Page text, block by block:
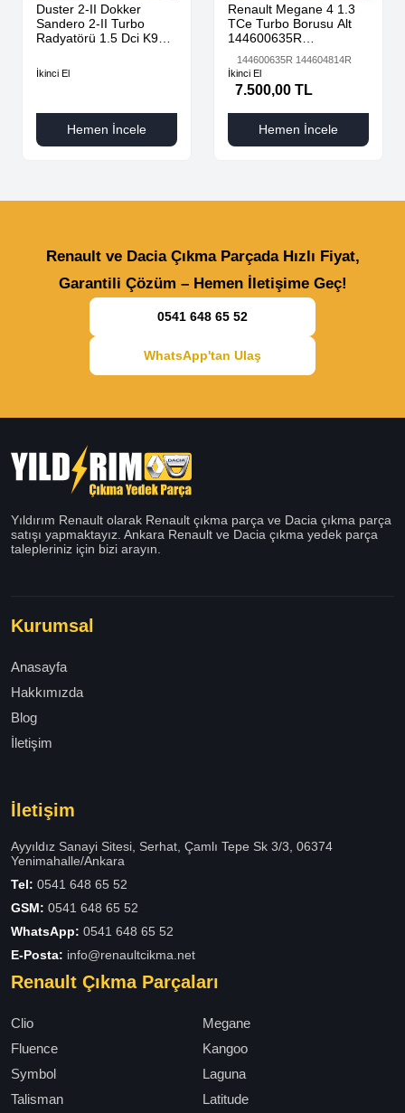
Duster 2-II Dokker
Sandero 2-II Turbo
Radyatörü 1.5 Dci K9K
144967867R-
İkinci El
Hemen İncele
Renault Megane 4 1.3
TCe Turbo Borusu Alt
144600635R
144600635R 144604814R
İkinci El
7.500,00 TL
Hemen İncele
Renault ve Dacia Çıkma Parçada Hızlı Fiyat,
Garantili Çözüm – Hemen İletişime Geç!
0541 648 65 52
WhatsApp'tan Ulaş
Yıldırım Renault olarak Renault çıkma parça ve Dacia çıkma parça
satışı yapmaktayız. Ankara Renault ve Dacia çıkma yedek parça
talepleriniz için bizi arayın.
Kurumsal
Anasayfa
Hakkımızda
Blog
İletişim
İletişim
Ayyıldız Sanayi Sitesi, Serhat, Çamlı Tepe Sk 3/3, 06374
Yenimahalle/Ankara
Tel: 0541 648 65 52
GSM: 0541 648 65 52
WhatsApp: 0541 648 65 52
E-Posta: info@renaultcikma.net
Renault Çıkma Parçaları
Clio
Megane
Fluence
Kangoo
Symbol
Laguna
Talisman
Latitude